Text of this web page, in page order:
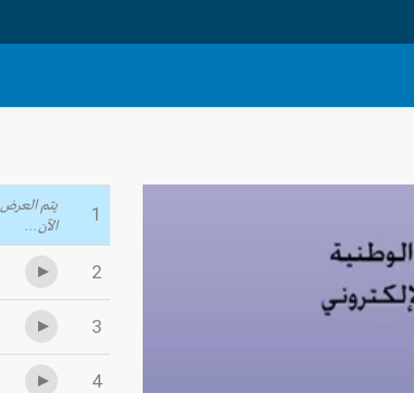
1
يتم العرض
الآن...
2
3
4